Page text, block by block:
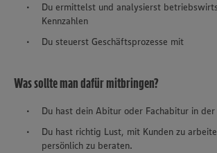
Du ermittelst und analysierst
Kennzahlen
Du steuerst Geschäftsprozesse mit
Was sollte man dafür mitbringen?
Du hast dein Abitur oder Fachabitur in der
Du hast richtig Lust, mit Kunden zu
persönlich zu beraten.